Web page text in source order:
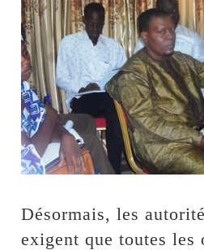
Désormais, les
exigent que toutes les